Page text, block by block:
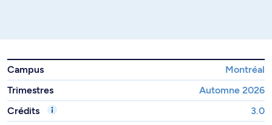
Campus
Montréal
Trimestres
Automne 2026
Crédits
3.0